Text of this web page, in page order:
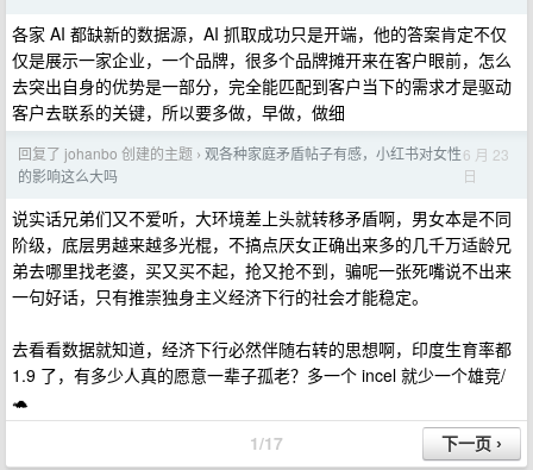
各家 AI 都缺新的数据源，AI 抓取成功只是开端，他的答案肯定不仅
仅是展示一家企业，一个品牌，很多个品牌摊开来在客户眼前，怎么
去突出自身的优势是一部分，完全能匹配到客户当下的需求才是驱动
客户去联系的关键，所以要多做，早做，做细
回复了 johanbo 创建的主题 › 观各种家庭矛盾帖子有感，小红书对女性
的影响这么大吗
6 月 23
日
说实话兄弟们又不爱听，大环境差上头就转移矛盾啊，男女本是不同
阶级，底层男越来越多光棍，不搞点厌女正确出来多的几千万适龄兄
弟去哪里找老婆，买又买不起，抢又抢不到，骗呢一张死嘴说不出来
一句好话，只有推崇独身主义经济下行的社会才能稳定。
去看看数据就知道，经济下行必然伴随右转的思想啊，印度生育率都
1.9 了，有多少人真的愿意一辈子孤老？多一个 incel 就少一个雄竞/
🐢
1/17